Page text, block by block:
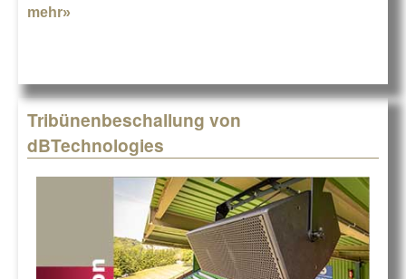
mehr»
Tribünenbeschallung von
dBTechnologies